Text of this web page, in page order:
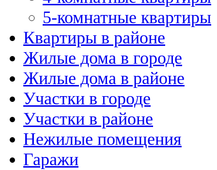
5-комнатные квартиры
Квартиры в районе
Жилые дома в городе
Жилые дома в районе
Участки в городе
Участки в районе
Нежилые помещения
Гаражи